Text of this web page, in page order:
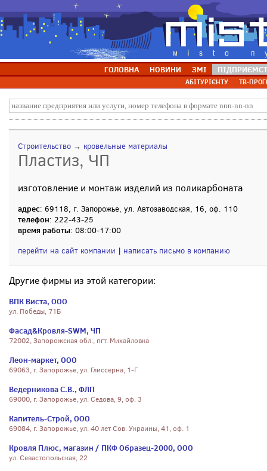
ГОЛОВНА НОВИНИ ЗМІ
АБІТУРІЄНТУ ТВ-
Строительство → кровельные материалы
Пластиз, ЧП
изготовление и монтаж изделий из поликарбоната
адрес: 69118, г. Запорожье, ул. Автозаводская, 16, оф. 110
телефон: 222-43-25
время работы: 08:00-17:00
перейти на сайт компании | написать письмо в компанию
Другие фирмы из этой категории:
ВПК Виста, ООО
ул. Победы, 71Б
Фасад&Кровля-SWM, ЧП
72002, Запорожская обл., пгт. Михайловка
Леон-маркет, ООО
69063, г. Запорожье, ул. Глиссерна, 1-Г
Ведерникова С.В., ФЛП
69000, г. Запорожье, ул. Седова, 9, оф. 3
Капитель-Строй, ООО
69084, г. Запорожье, ул. 40 лет Сов. Украины, 41, оф. 1
Кровля Плюс, магазин / ПКФ Образец-2000, ООО
ул. Севастопольская, 22